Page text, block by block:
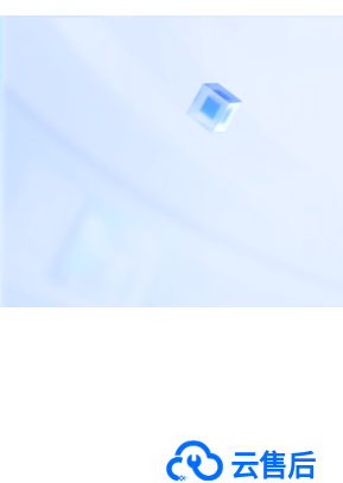
云售后